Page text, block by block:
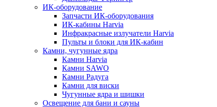
ИК-оборудование
Запчасти ИК-оборудования
ИК-кабины Harvia
Инфракрасные излучатели Harvia
Пульты и блоки для ИК-кабин
Камни, чугунные ядра
Камни Harvia
Камни SAWO
Камни Радуга
Камни для виски
Чугунные ядра и шишки
Освещение для бани и сауны